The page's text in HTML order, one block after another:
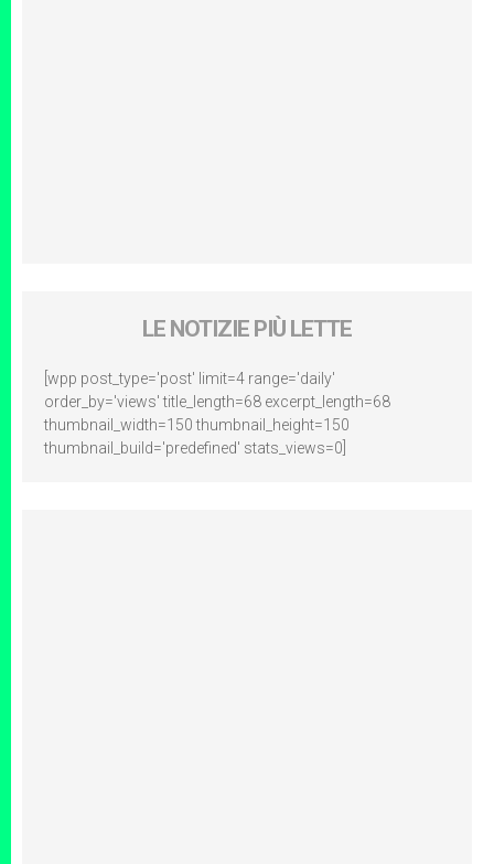
LE NOTIZIE PIÙ LETTE
[wpp post_type='post' limit=4 range='daily'
order_by='views' title_length=68 excerpt_length=68
thumbnail_width=150 thumbnail_height=150
thumbnail_build='predefined' stats_views=0]